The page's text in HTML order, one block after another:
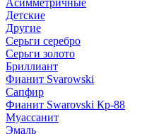
Асимметричные
Детские
Другие
Серьги серебро
Серьги золото
Бриллиант
Фианит Svarowski
Сапфир
Фианит Swarovski Кр-88
Муассанит
Эмаль